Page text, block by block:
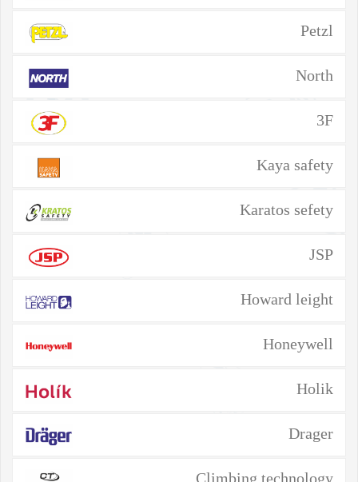
Petzl
North
3F
Kaya safety
Karatos sefety
JSP
Howard leight
Honeywell
Holik
Drager
Climbing technology